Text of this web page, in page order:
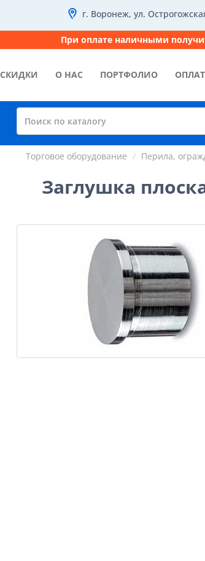
г. Воронеж, ул.
При оплате наличными
СКИДКИ О НАС ПОРТФОЛИО
Торговое оборудование Перила,
Заглушка